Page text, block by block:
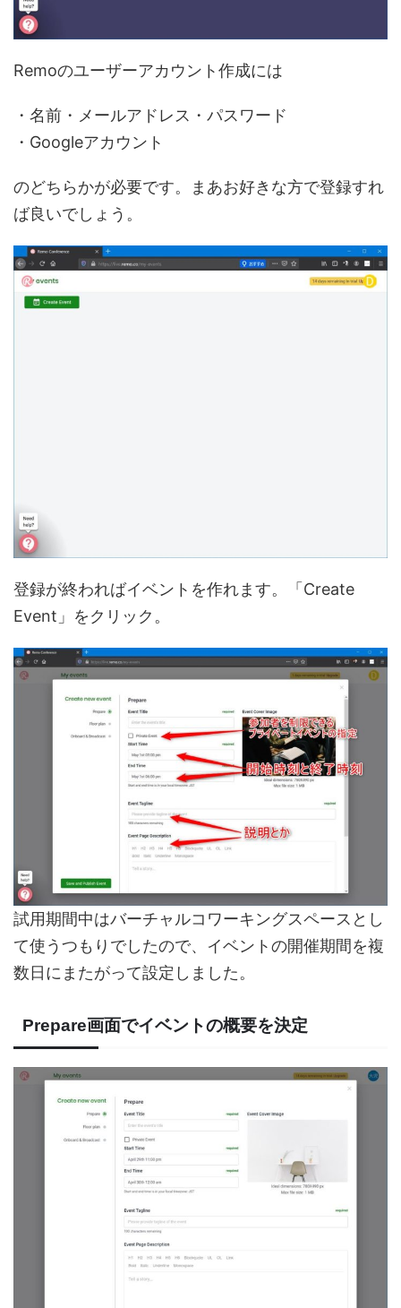
Remoのユーザーアカウント作成には
・名前・メールアドレス・パスワード
・Googleアカウント
のどちらかが必要です。まあお好きな方で登録すれ
ば良いでしょう。
登録が終わればイベントを作れます。「Create
Event」をクリック。
試用期間中はバーチャルコワーキングスペースとし
て使うつもりでしたので、イベントの開催期間を複
数日にまたがって設定しました。
Prepare画面でイベントの概要を決定